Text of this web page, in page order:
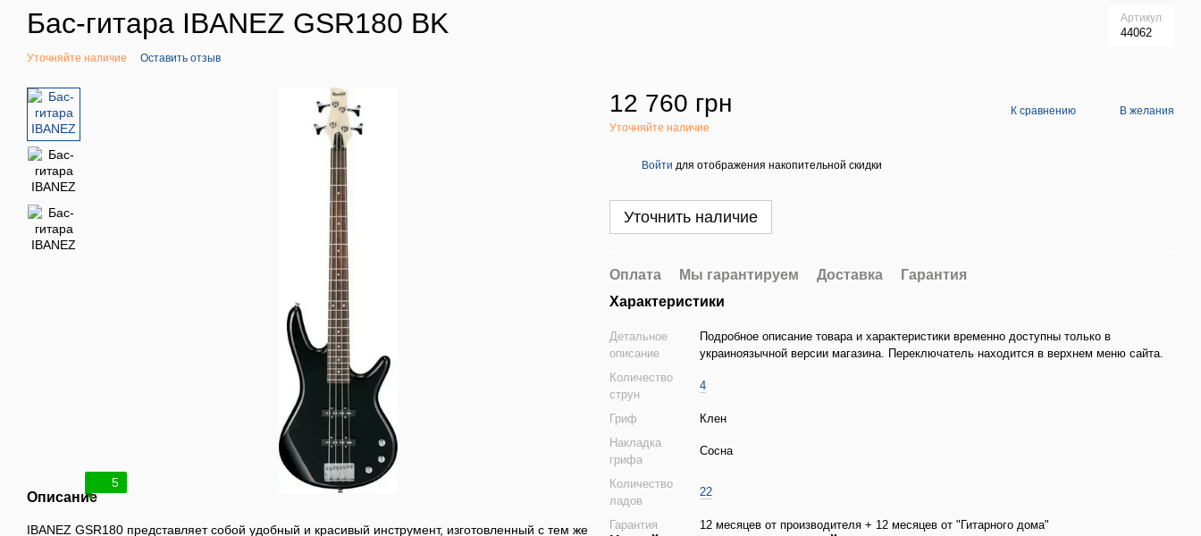
Бас-гитара IBANEZ GSR180 BK Артикул
44062
Уточняйте наличие Оставить отзыв
5
Описание
IBANEZ GSR180 представляет собой удобный и красивый инструмент, изготовленный с тем же
12 760 грн
Уточняйте наличие
К сравнению В желания
Войти для отображения накопительной скидки
Уточнить наличие
Оплата Мы гарантируем Доставка
Гарантия
Характеристики
Детальное
описание
Подробное описание товара и характеристики временно доступны только в
украиноязычной версии магазина. Переключатель находится в верхнем меню сайта.
Количество
струн
4
Гриф
Клен
Накладка
грифа
Сосна
Количество
ладов
22
Гарантия 12 месяцев от производителя + 12 месяцев от "Гитарного дома"